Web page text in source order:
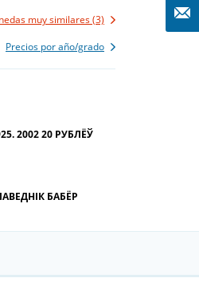
muy similares (3)
Precios por año/grado
2002 20 РУБЛЁЎ
БАБЁР